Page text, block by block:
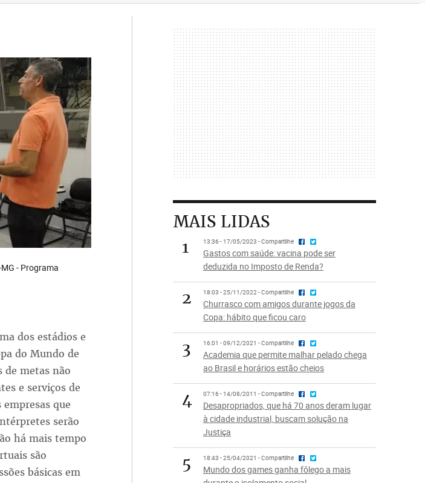
- Programa
dos estádios e
do Mundo de
de metas não
e serviços de
que
serão
há mais tempo
são
básicas em
MAIS LIDAS
1
13:36 - 17/05/2023 - Compartilhe
Gastos com saúde: vacina pode ser
deduzida no Imposto de Renda?
2 18:03 - 25/11/2022 - Compartilhe
Churrasco com amigos durante jogos da
Copa: hábito que ficou caro
3 16:01 - 09/12/2021 - Compartilhe
Academia que permite malhar pelado chega
ao Brasil e horários estão cheios
4 07:16 - 14/08/2011 - Compartilhe
Desapropriados, que há 70 anos deram lugar
à cidade industrial, buscam solução na
Justiça
5 18:43 - 25/04/2021 - Compartilhe
Mundo dos games ganha fôlego a mais